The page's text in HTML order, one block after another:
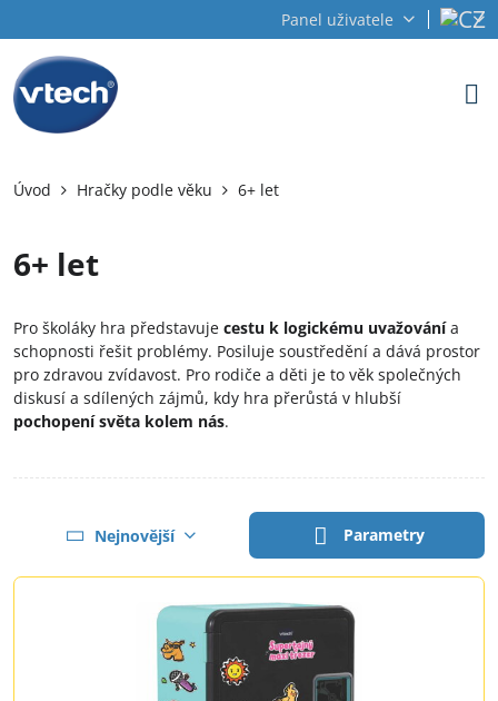
Panel uživatele
Úvod Hračky podle věku 6+ let
6+ let
Pro školáky hra představuje cestu k logickému uvažovánía
schopnosti řešit problémy. Posiluje soustředění a dává prostor
pro zdravou zvídavost. Pro rodiče a děti je to věk společných
diskusí a sdílených zájmů, kdy hra přerůstá v hlubší
pochopení světa kolem nás.
Nejnovější Parametry